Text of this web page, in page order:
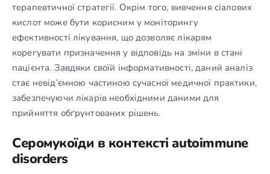
терапевтичної стратегії. Окрім того, вивчення сіалових
кислот може бути корисним у моніторингу
ефективності лікування, що дозволяє лікарям
корегувати призначення у відповідь на зміни в стані
пацієнта. Завдяки своїй інформативності, даний аналіз
стає невід’ємною частиною сучасної медичної практики,
забезпечуючи лікарів необхідними даними для
прийняття обґрунтованих рішень.
Серомукоїди в контексті autoimmune
disorders